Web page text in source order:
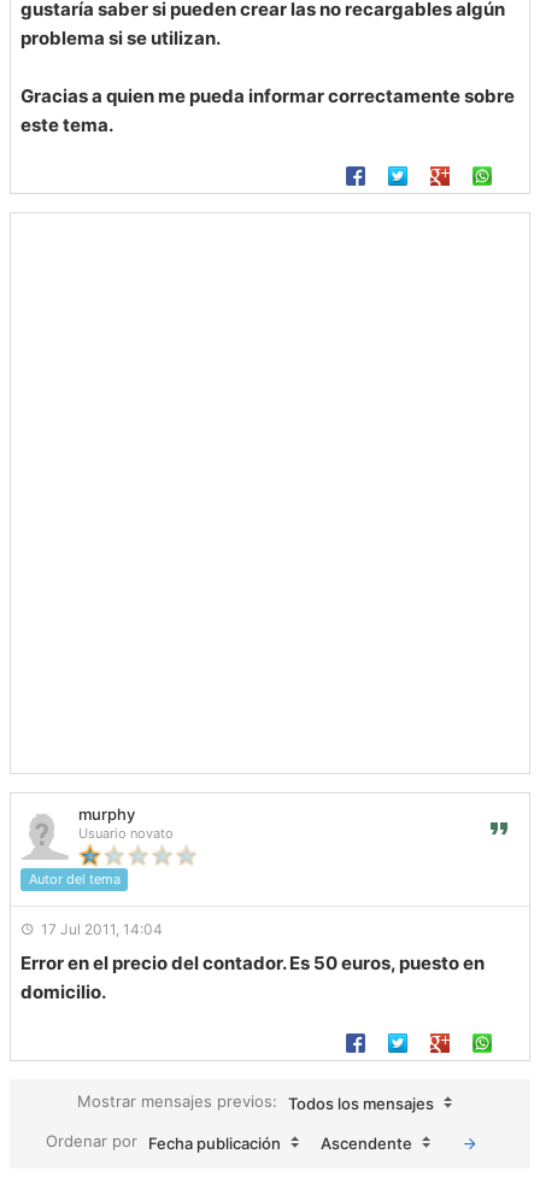
gustaría saber si pueden crear las no recargables algún
problema si se utilizan.
Gracias a quien me pueda informar correctamente sobre
este tema.
murphy
Usuario novato
Autor del tema
17 Jul 2011, 14:04
Error en el precio del contador. Es 50 euros, puesto en
domicilio.
Mostrar mensajes previos:
Todos los mensajes
Ordenar por
Fecha publicación Ascendente